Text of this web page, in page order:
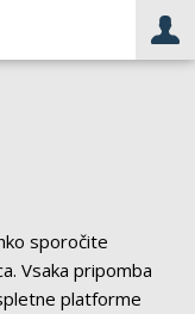
sporočite
Vsaka pripomba
platforme